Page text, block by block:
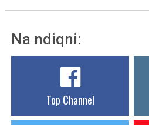
Na ndiqni:
Top Channel